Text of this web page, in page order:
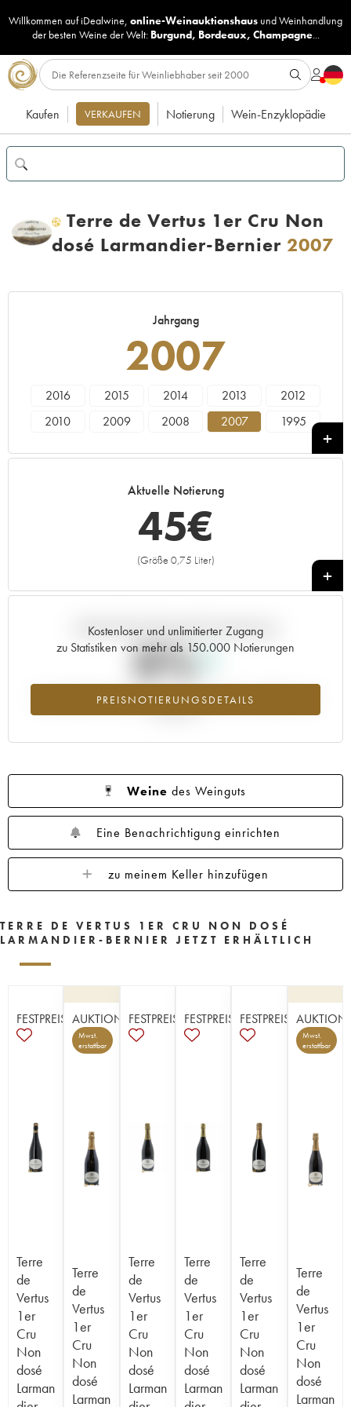
Willkommen auf iDealwine, online-Weinauktionshaus undWeinhandlung
der besten Weine der Welt: Burgund, Bordeaux, Champagne...
Kaufen VERKAUFEN Notierung Wein-Enzyklopädie
H Terre de Vertus 1er Cru Non
dosé Larmandier-Bernier 2007
Jahrgang
2007
2016 2015 2014 2013
2012
2010
2009 2008 2007
1995
Aktuelle Notierung
45€
(Größe 0,75 Liter)
+
Kostenloser und unlimitierter Zugang
zu Statistiken von mehr als 150.000 Notierungen
PREISNOTIERUNGSDETAILS
Aktuelle Entwicklung der Preisnotierung
0%
Preisanstiegs des Jahrgangs 2007 im Jahr 2026 im Vergleich zum
Weine des Weinguts
Eine Benachrichtigung einrichten
zu meinem Keller hinzufügen
TERRE DE VERTUS 1ER CRU NON DOSÉ
LARMANDIER-BERNIER JETZT ERHÄLTLICH
FESTPREISE
Terre
de
Vertus
1er
Cru
Non
dosé
Larman
AUKTION
Mwst.
erstattbar
Terre
de
Vertus
1er
Cru
Non
dosé
Larman
FESTPREISE
Terre
de
Vertus
1er
Cru
Non
dosé
Larman
FESTPREISE
Terre
de
Vertus
1er
Cru
Non
dosé
Larman
FESTPREISE
Terre
de
Vertus
1er
Cru
Non
dosé
Larman
AUKTION
Mwst.
erstattbar
Terre
de
Vertus
1er
Cru
Non
dosé
Larman